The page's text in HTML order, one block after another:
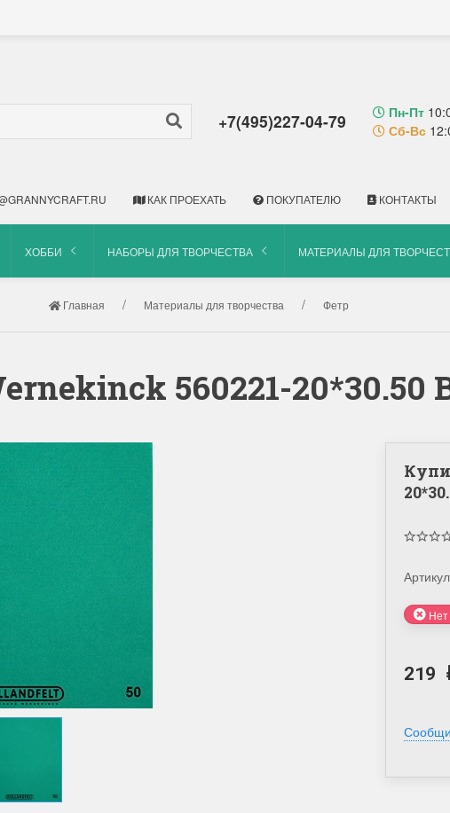
+7(495)227-04-79 Пн-Пт
Сб-Вс
КАК ПРОЕХАТЬ ПОКУПАТЕЛЮ КОНТАКТЫ
ХОББИ НАБОРЫ ДЛЯ ТВОРЧЕСТВА МАТЕРИАЛЫ ДЛЯ
Главная Материалы для творчества Фетр
560221-20*30.50
Нет
219